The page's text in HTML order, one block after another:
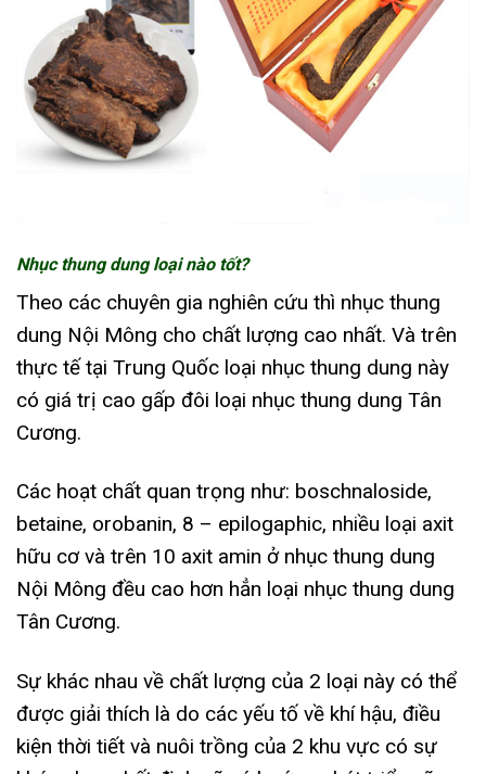
Nhục thung dung loại nào tốt?
Theo các chuyên gia nghiên cứu thì nhục thung
dung Nội Mông cho chất lượng cao nhất. Và trên
thực tế tại Trung Quốc loại nhục thung dung này
có giá trị cao gấp đôi loại nhục thung dung Tân
Cương.
Các hoạt chất quan trọng như: boschnaloside,
betaine, orobanin, 8 – epilogaphic, nhiều loại axit
hữu cơ và trên 10 axit amin ở nhục thung dung
Nội Mông đều cao hơn hẳn loại nhục thung dung
Tân Cương.
Sự khác nhau về chất lượng của 2 loại này có thể
được giải thích là do các yếu tố về khí hậu, điều
kiện thời tiết và nuôi trồng của 2 khu vực có sự